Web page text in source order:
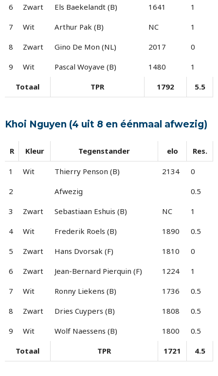
6 Zwart Els Baekelandt (B) 1641 1
7 Wit Arthur Pak (B) NC 1
8 Zwart Gino De Mon (NL) 2017 0
9 Wit Pascal Woyave (B) 1480 1
Totaal TPR 1792 5.5
Khoi Nguyen (4 uit 8 en éénmaal afwezig)
R Kleur Tegenstander elo Res.
1 Wit Thierry Penson (B) 2134 0
2 Afwezig 0.5
3 Zwart Sebastiaan Eshuis (B) NC 1
4 Wit Frederik Roels (B) 1890 0.5
5 Zwart Hans Dvorsak (F) 1810 0
6 Zwart Jean-Bernard Pierquin (F) 1224 1
7 Wit Ronny Liekens (B) 1736 0.5
8 Zwart Dries Cuypers (B) 1808 0.5
9 Wit Wolf Naessens (B) 1800 0.5
Totaal TPR 1721 4.5